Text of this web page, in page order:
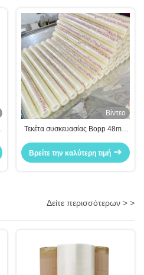
Βίντεο
Τεκέτα συσκευασίας Bopp 48mm
Βρείτε την καλύτερη τιμή
Δείτε περισσότερων > >